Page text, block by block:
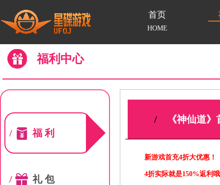
首页
HOME
福利中心
福利
/
礼包
/
/ 《神仙道
新游戏首充4折大优惠！
4折实际就是150%返利